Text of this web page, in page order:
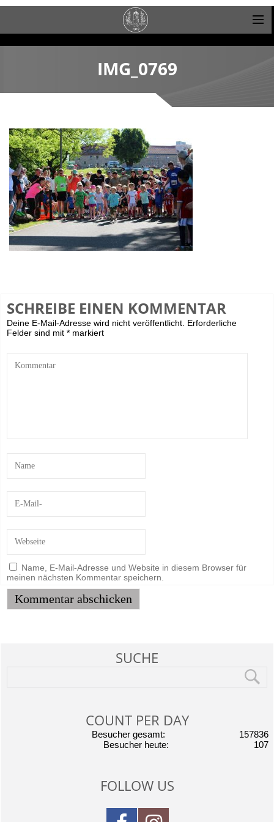
IMG_0769
SCHREIBE EINEN KOMMENTAR
Deine E-Mail-Adresse wird nicht veröffentlicht. Erforderliche
Felder sind mit* markiert
Name, E-Mail-Adresse und Website in diesem Browser für
meinen nächsten Kommentar speichern.
SUCHE
COUNT PER DAY
157836
Besucher gesamt:
107
Besucher heute:
FOLLOW US